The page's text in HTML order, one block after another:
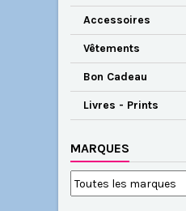
Accessoires
Vêtements
Bon Cadeau
Livres - Prints
MARQUES